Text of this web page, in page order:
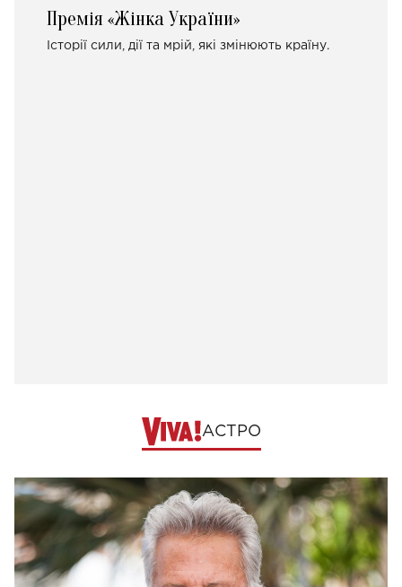
Премія «Жінка України»
Історії сили, дії та мрій, які змінюють країну.
АСТРО